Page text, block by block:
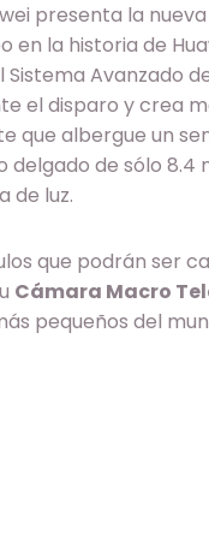
presenta la nueva
en la historia de
Avanzado
el disparo y crea
que albergue un
delgado de sólo
de luz.
que podrán ser
Cámara Macro
pequeños del